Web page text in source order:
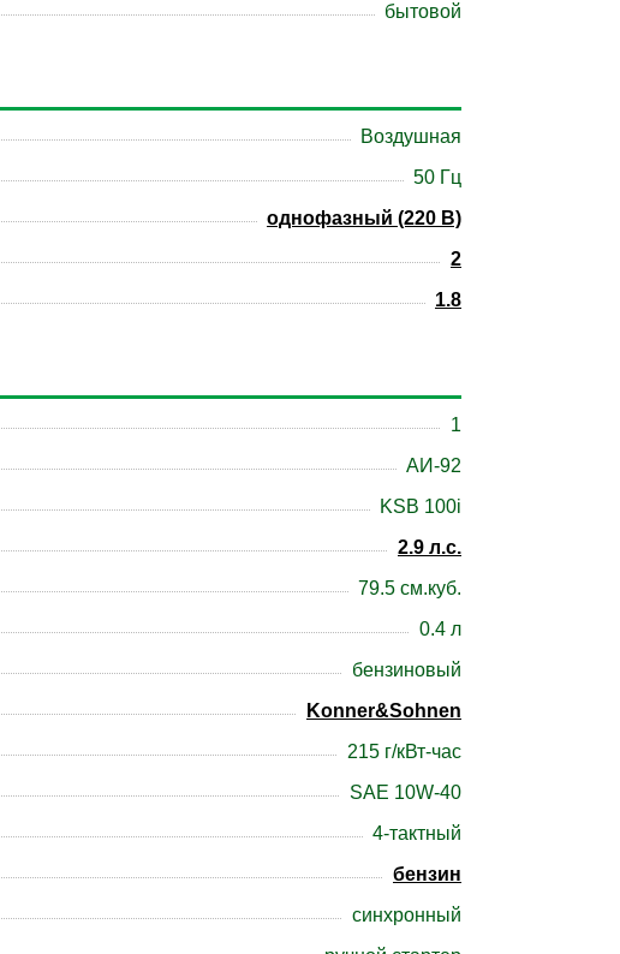
бытовой
Воздушная
50 Гц
однофазный (220 В)
2
1.8
1
АИ-92
KSB 100i
2.9 л.с.
79.5 см.куб.
0.4 л
бензиновый
Konner&Sohnen
215 г/кВт-час
SAE 10W-40
4-тактный
бензин
синхронный